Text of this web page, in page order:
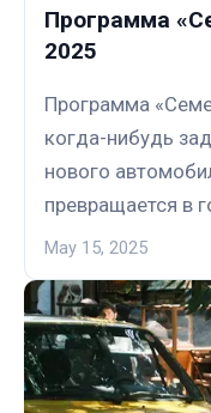
Программа
2025
Программа
когда-нибудь
нового
превращается в
May 15, 2025